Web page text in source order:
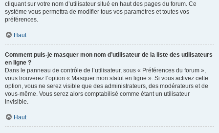
cliquant sur votre nom d’utilisateur situé en haut des pages du forum. Ce
système vous permettra de modifier tous vos paramètres et toutes vos
préférences.
Haut
Comment puis-je masquer mon nom d’utilisateur de la liste des utilisateurs
en ligne ?
Dans le panneau de contrôle de l’utilisateur, sous « Préférences du forum »,
vous trouverez l’option « Masquer mon statut en ligne ». Si vous activez cette
option, vous ne serez visible que des administrateurs, des modérateurs et de
vous-même. Vous serez alors comptabilisé comme étant un utilisateur
invisible.
Haut